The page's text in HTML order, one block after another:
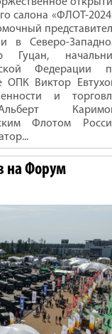
салона «ФЛОТ-
в Северо-
Гуцан,
Федерации
ОПК Виктор
и
Флотом
на Форум